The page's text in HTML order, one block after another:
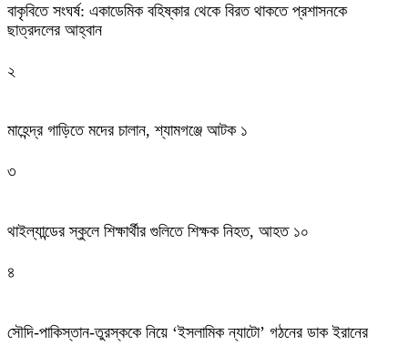
বাকৃবিতে সংঘর্ষ: একাডেমিক বহিষ্কার থেকে বিরত থাকতে প্রশাসনকে
ছাত্রদলের আহ্বান
২
মাহেন্দ্র গাড়িতে মদের চালান, শ্যামগঞ্জে আটক ১
৩
থাইল্যান্ডের স্কুলে শিক্ষার্থীর গুলিতে শিক্ষক নিহত, আহত ১০
৪
সৌদি-পাকিস্তান-তুরস্ককে নিয়ে ‘ইসলামিক ন্যাটো’ গঠনের ডাক ইরানের